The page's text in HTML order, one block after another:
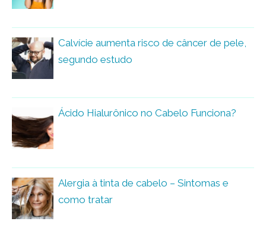
Calvície aumenta risco de câncer de pele,
segundo estudo
Ácido Hialurônico no Cabelo Funciona?
Alergia à tinta de cabelo – Sintomas e
como tratar